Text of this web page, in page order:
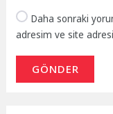
Daha sonraki
adresim ve site
GÖNDER